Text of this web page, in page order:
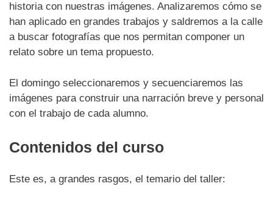
historia con nuestras imágenes. Analizaremos cómo se
han aplicado en grandes trabajos y saldremos a la calle
a buscar fotografías que nos permitan componer un
relato sobre un tema propuesto.
El domingo seleccionaremos y secuenciaremos las
imágenes para construir una narración breve y personal
con el trabajo de cada alumno.
Contenidos del curso
Este es, a grandes rasgos, el temario del taller: